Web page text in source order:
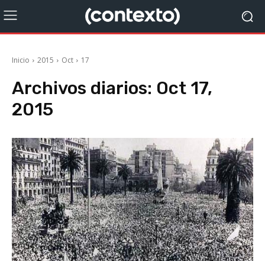
Inicio 2015 Oct 17
Archivos diarios: Oct 17,
2015